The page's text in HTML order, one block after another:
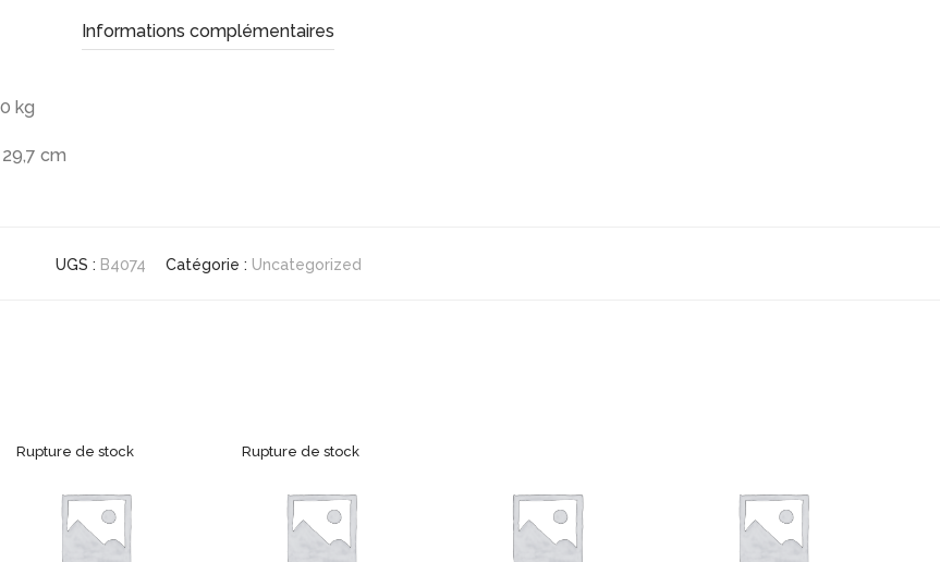
Informations complémentaires
kg
29,7 cm
UGS : B4074 Catégorie : Uncategorized